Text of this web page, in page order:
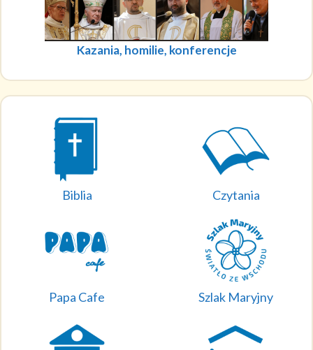
Kazania, homilie, konferencje
Biblia Czytania
Papa Cafe Szlak Maryjny